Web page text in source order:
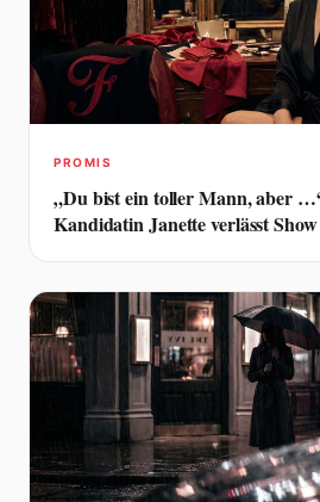
PROMIS
„Du bist ein toller Mann, aber
Kandidatin Janette verlässt Show